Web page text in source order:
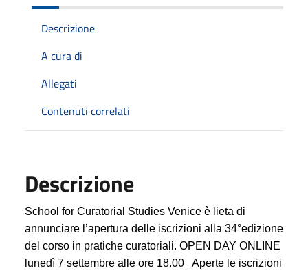
Descrizione
A cura di
Allegati
Contenuti correlati
Descrizione
School for Curatorial Studies Venice è lieta di
annunciare l’apertura delle iscrizioni alla 34°edizione
del corso in pratiche curatoriali. OPEN DAY ONLINE
lunedì 7 settembre alle ore 18.00 Aperte le iscrizioni